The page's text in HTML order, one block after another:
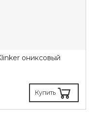
ониксовый
Купить